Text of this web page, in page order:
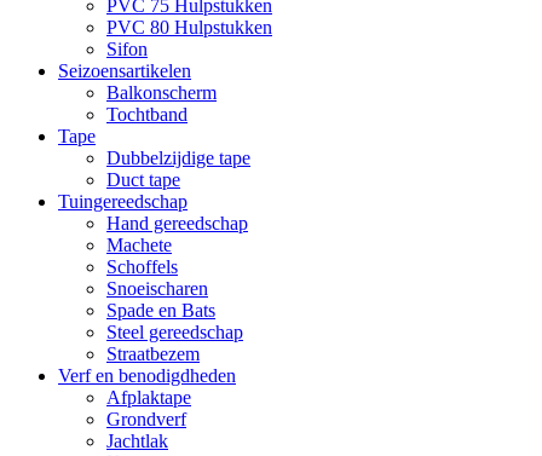
PVC 75 Hulpstukken
PVC 80 Hulpstukken
Sifon
Seizoensartikelen
Balkonscherm
Tochtband
Tape
Dubbelzijdige tape
Duct tape
Tuingereedschap
Hand gereedschap
Machete
Schoffels
Snoeischaren
Spade en Bats
Steel gereedschap
Straatbezem
Verf en benodigdheden
Afplaktape
Grondverf
Jachtlak